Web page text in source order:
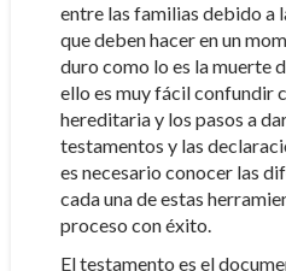
entre las familias debido a
que deben hacer en un
duro como lo es la muerte
ello es muy fácil confundir
hereditaria y los pasos a
testamentos y las
es necesario conocer las
cada una de estas
proceso con éxito.
El testamento es el